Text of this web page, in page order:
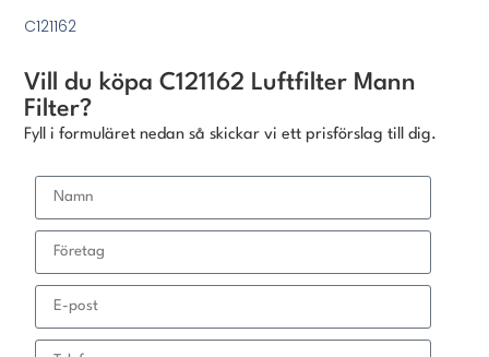
C121162
Vill du köpa C121162 Luftfilter Mann
Filter?
Fyll i formuläret nedan så skickar vi ett prisförslag till dig.